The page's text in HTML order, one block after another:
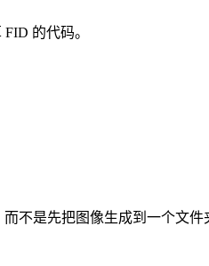
的代码。
而不是先把图像生成到一个文